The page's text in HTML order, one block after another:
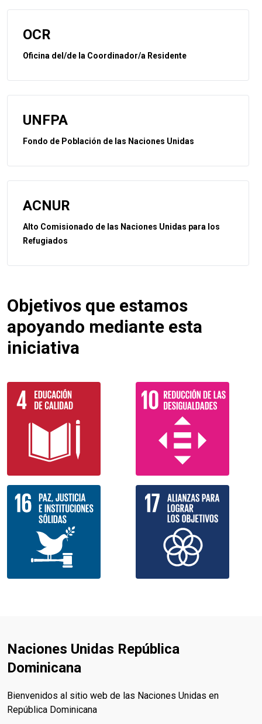
OCR
Oficina del/de la Coordinador/a Residente
UNFPA
Fondo de Población de las Naciones Unidas
ACNUR
Alto Comisionado de las Naciones Unidas para los
Refugiados
Objetivos que estamos
apoyando mediante esta
iniciativa
Naciones Unidas República
Dominicana
Bienvenidos al sitio web de las Naciones Unidas en
República Dominicana